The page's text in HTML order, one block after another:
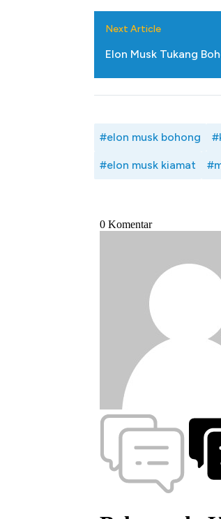
Next Article
Elon Musk Tukang
#elon musk bohong
#elon musk kiamat